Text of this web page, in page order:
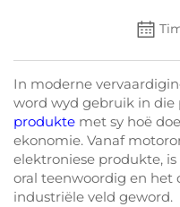
In moderne
word wyd gebruik in die
produkte met sy hoë
ekonomie. Vanaf
elektroniese produkte,
oral teenwoordig en het
industriële veld geword.